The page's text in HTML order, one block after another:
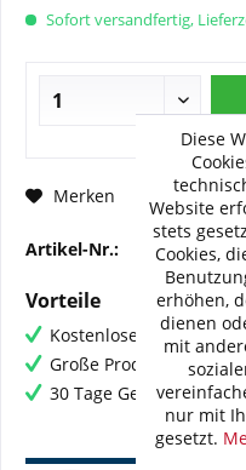
Sofort versandfertig,
Merken Fragen
Artikel-Nr.: 23-
Vorteile
Kostenloser Versand
Große Produktauswahl
30 Tage Geld-Zurück-
Diese
Website
stets
Cookies,
erhöhen,
dienen
mit
nur mit
gesetzt.